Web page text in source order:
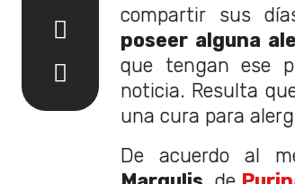
compartir sus
poseer alguna
que tengan ese
noticia. Resulta
una cura para
De acuerdo al